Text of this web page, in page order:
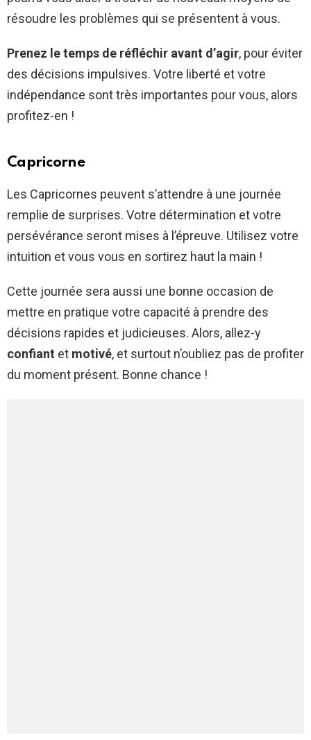
résoudre les problèmes qui se présentent à vous.
Prenez le temps de réfléchir avant d’agir, pour éviter
des décisions impulsives. Votre liberté et votre
indépendance sont très importantes pour vous, alors
profitez-en !
Capricorne
Les Capricornes peuvent s’attendre à une journée
remplie de surprises. Votre détermination et votre
persévérance seront mises à l’épreuve. Utilisez votre
intuition et vous vous en sortirez haut la main !
Cette journée sera aussi une bonne occasion de
mettre en pratique votre capacité à prendre des
décisions rapides et judicieuses. Alors, allez-y
confiant et motivé, et surtout n’oubliez pas de profiter
du moment présent. Bonne chance !